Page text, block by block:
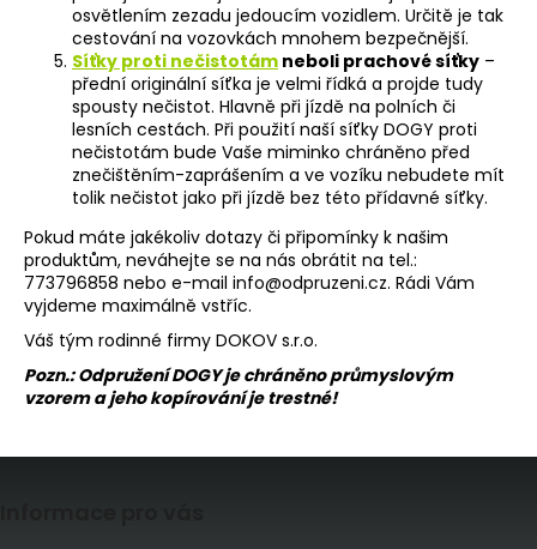
osvětlením zezadu jedoucím vozidlem. Určitě je tak
cestování na vozovkách mnohem bezpečnější.
Síťky proti nečistotám neboli prachové síťky –
přední originální síťka je velmi řídká a projde tudy
spousty nečistot. Hlavně při jízdě na polních či
lesních cestách. Při použití naší síťky DOGY proti
nečistotám bude Vaše miminko chráněno před
znečištěním-zaprášením a ve vozíku nebudete mít
tolik nečistot jako při jízdě bez této přídavné síťky.
Pokud máte jakékoliv dotazy či připomínky k našim
produktům, neváhejte se na nás obrátit na tel.:
773796858 nebo e-mail info@odpruzeni.cz. Rádi Vám
vyjdeme maximálně vstříc.
Váš tým rodinné firmy DOKOV s.r.o.
Pozn.: Odpružení DOGY je chráněno průmyslovým
vzorem a jeho kopírování je trestné!